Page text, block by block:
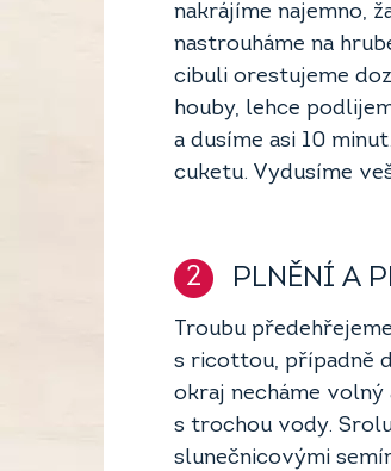
nakrájíme najemno,
nastrouháme na
cibuli orestujeme
houby, lehce
a dusíme asi 10
cuketu. Vydusíme
2 PLNĚNÍ A
Troubu
s ricottou, případně
okraj necháme
s trochou vody.
slunečnicovými